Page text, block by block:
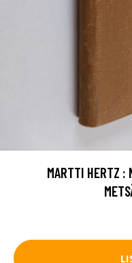
MARTTI HERTZ :